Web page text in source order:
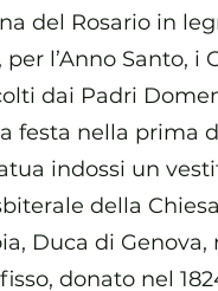
del Rosario in
l’Anno Santo, i
dai Padri
festa nella prima
indossi un
della
Duca di Genova,
donato nel